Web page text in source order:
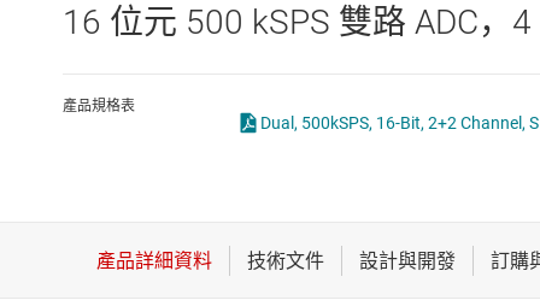
射頻 (RF) 與微波
感測器
數位轉類比轉換器
類比轉數位轉換器
16 位元 500 kSPS 雙路 ADC，
產品規格表
Dual, 500kSPS, 16-Bit, 2+2 Channel,